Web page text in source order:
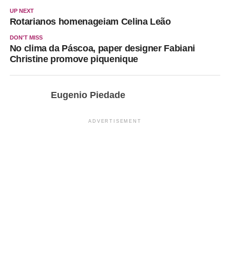
UP NEXT
Rotarianos homenageiam Celina Leão
DON'T MISS
No clima da Páscoa, paper designer Fabiani
Christine promove piquenique
Eugenio Piedade
ADVERTISEMENT